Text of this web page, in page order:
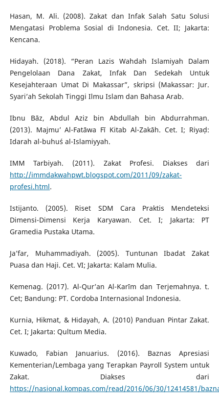
Hasan, M. Ali. (2008). Zakat dan Infak Salah Satu Solusi
Mengatasi Problema Sosial di Indonesia. Cet. II; Jakarta:
Kencana.
Hidayah. (2018). “Peran Lazis Wahdah Islamiyah Dalam
Pengelolaan Dana Zakat, Infak Dan Sedekah Untuk
Kesejahteraan Umat Di Makassar”, skripsi (Makassar: Jur.
Syari’ah Sekolah Tinggi Ilmu Islam dan Bahasa Arab.
Ibnu Bāz, Abdul Aziz bin Abdullah bin Abdurrahman.
(2013). Majmu’ Al-Fatāwa Fī Kitab Al-Zakāh. Cet. I; Riyaḍ:
Idarah al-buhuś al-Islamiyyah.
IMM Tarbiyah. (2011). Zakat Profesi. Diakses dari
http://immdakwahpwt.blogspot.com/2011/09/zakat-
profesi.html.
Istijanto. (2005). Riset SDM Cara Praktis Mendeteksi
Dimensi-Dimensi Kerja Karyawan. Cet. I; Jakarta: PT
Gramedia Pustaka Utama.
Ja’far, Muhammadiyah. (2005). Tuntunan Ibadat Zakat
Puasa dan Haji. Cet. VI; Jakarta: Kalam Mulia.
Kemenag. (2017). Al-Qur’an Al-Karīm dan Terjemahnya. t.
Cet; Bandung: PT. Cordoba Internasional Indonesia.
Kurnia, Hikmat, & Hidayah, A. (2010) Panduan Pintar Zakat.
Cet. I; Jakarta: Qultum Media.
Kuwado, Fabian Januarius. (2016). Baznas Apresiasi
Kementerian/Lembaga yang Terapkan Payroll System untuk
Zakat. Diakses dari
https://nasional.kompas.com/read/2016/06/30/12414581/